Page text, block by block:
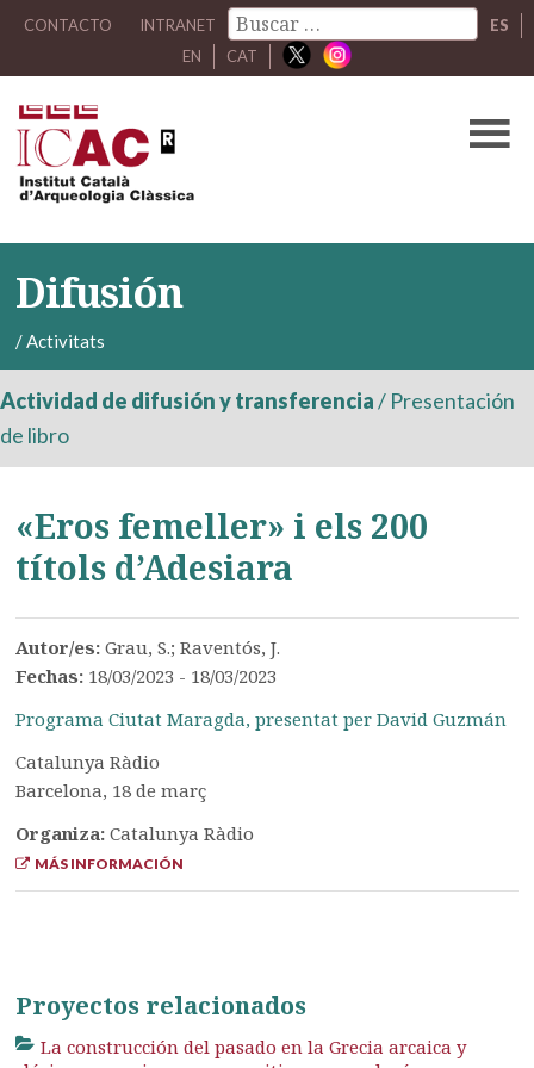
CONTACTO INTRANET
ES
EN
CAT
Difusión
/Activitats
Actividad de difusión y transferencia/ Presentación
de libro
«Eros femeller» i els 200
títols d’Adesiara
Autor/es:Grau, S.; Raventós, J.
Fechas: 18/03/2023 - 18/03/2023
Programa Ciutat Maragda, presentat per David Guzmán
Catalunya Ràdio
Barcelona, 18 de març
Organiza:Catalunya Ràdio
MÁS INFORMACIÓN
Proyectos relacionados
La construcción del pasado en la Grecia arcaica y